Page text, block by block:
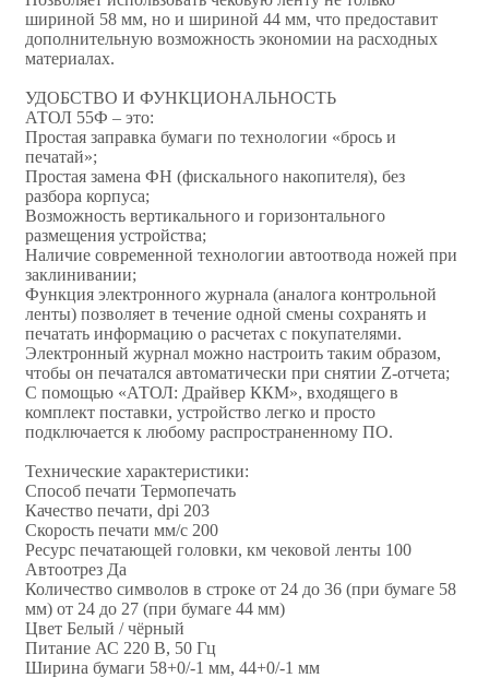
шириной 58 мм, но и шириной 44 мм, что предоставит
дополнительную возможность экономии на расходных
материалах.
УДОБСТВО И ФУНКЦИОНАЛЬНОСТЬ
АТОЛ 55Ф – это:
Простая заправка бумаги по технологии «брось и
печатай»;
Простая замена ФН (фискального накопителя), без
разбора корпуса;
Возможность вертикального и горизонтального
размещения устройства;
Наличие современной технологии автоотвода ножей при
заклинивании;
Функция электронного журнала (аналога контрольной
ленты) позволяет в течение одной смены сохранять и
печатать информацию о расчетах с покупателями.
Электронный журнал можно настроить таким образом,
чтобы он печатался автоматически при снятии Z-отчета;
С помощью «АТОЛ: Драйвер ККМ», входящего в
комплект поставки, устройство легко и просто
подключается к любому распространенному ПО.
Технические характеристики:
Способ печати Термопечать
Качество печати, dpi 203
Скорость печати мм/с 200
Ресурс печатающей головки, км чековой ленты 100
Автоотрез Да
Количество символов в строке от 24 до 36 (при бумаге 58
мм) от 24 до 27 (при бумаге 44 мм)
Цвет Белый / чёрный
Питание АС 220 В, 50 Гц
Ширина бумаги 58+0/-1 мм, 44+0/-1 мм